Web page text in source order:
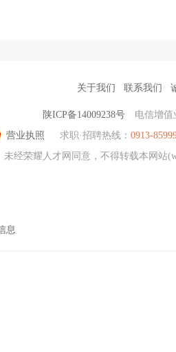
关于我们 联系我们
陕ICP备14009238号 电信增值
营业执照
求职·招聘热线： 0913-
未经荣耀人才网同意，不得转载本网站
息